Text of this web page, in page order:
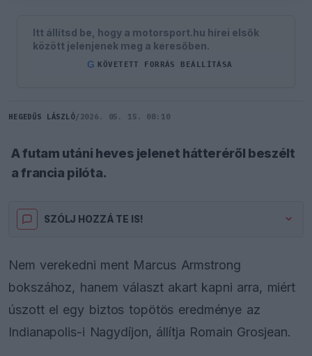
Itt állítsd be, hogy a motorsport.hu hírei elsők
között jelenjenek meg a keresőben.
G KÖVETETT FORRÁS BEÁLLÍTÁSA
HEGEDŰS LÁSZLÓ/ 2026. 05. 15. 08:10
A futam utáni heves jelenet hátteréről beszélt
a francia pilóta.
SZÓLJ HOZZÁ TE IS!
Nem verekedni ment Marcus Armstrong
bokszához, hanem választ akart kapni arra, miért
úszott el egy biztos topötös eredménye az
Indianapolis-i Nagydíjon, állítja Romain Grosjean.